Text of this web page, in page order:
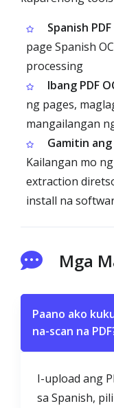
Spanish
page Spanish
processing
Ibang PDF
ng pages,
mangailangan
Gamitin ang
Kailangan mo
extraction
install na
Mga
Paano ako
na-scan na
I-upload ang
sa Spanish,